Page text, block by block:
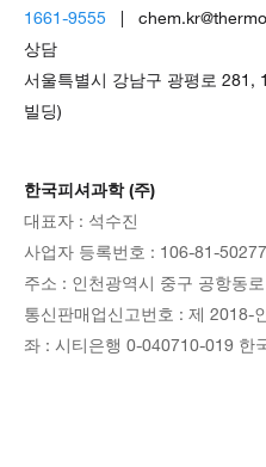
1661-9555 |
상담
서울특별시 강남구 광평로 281,
빌딩)
한국피셔과학 (주)
대표자 : 석수진
사업자 등록번호 : 106-81-50277
주소 : 인천광역시 중구 공항동
통신판매업신고번호 : 제 2018-
좌 : 시티은행 0-040710-019 한